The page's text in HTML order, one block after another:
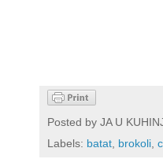
Posted by JA U
Labels: batat, brokoli,